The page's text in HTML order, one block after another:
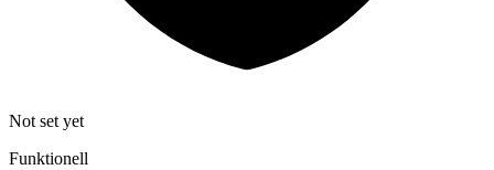
Not set yet
Funktionell